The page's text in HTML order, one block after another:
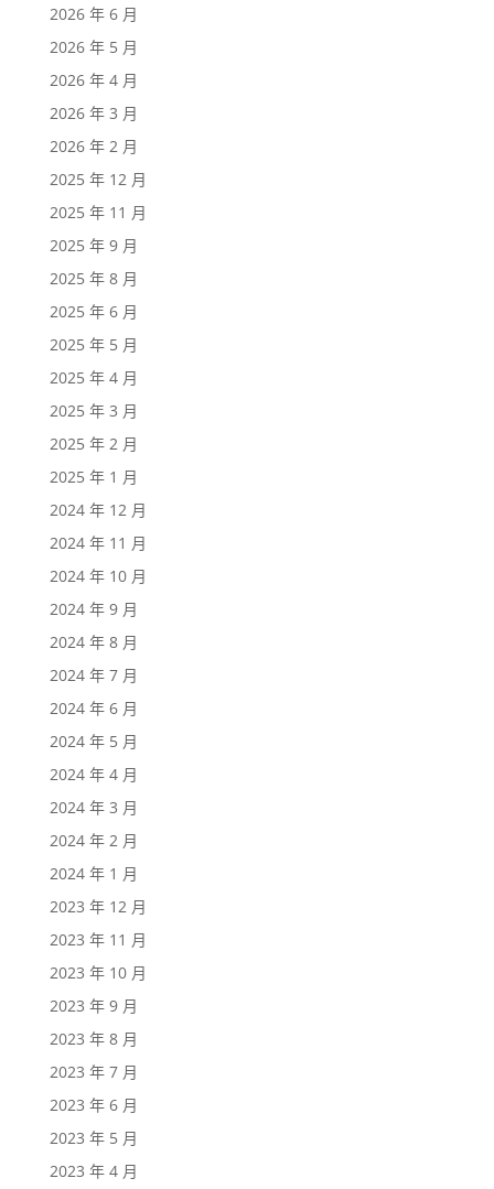
2026 年 6 月
2026 年 5 月
2026 年 4 月
2026 年 3 月
2026 年 2 月
2025 年 12 月
2025 年 11 月
2025 年 9 月
2025 年 8 月
2025 年 6 月
2025 年 5 月
2025 年 4 月
2025 年 3 月
2025 年 2 月
2025 年 1 月
2024 年 12 月
2024 年 11 月
2024 年 10 月
2024 年 9 月
2024 年 8 月
2024 年 7 月
2024 年 6 月
2024 年 5 月
2024 年 4 月
2024 年 3 月
2024 年 2 月
2024 年 1 月
2023 年 12 月
2023 年 11 月
2023 年 10 月
2023 年 9 月
2023 年 8 月
2023 年 7 月
2023 年 6 月
2023 年 5 月
2023 年 4 月